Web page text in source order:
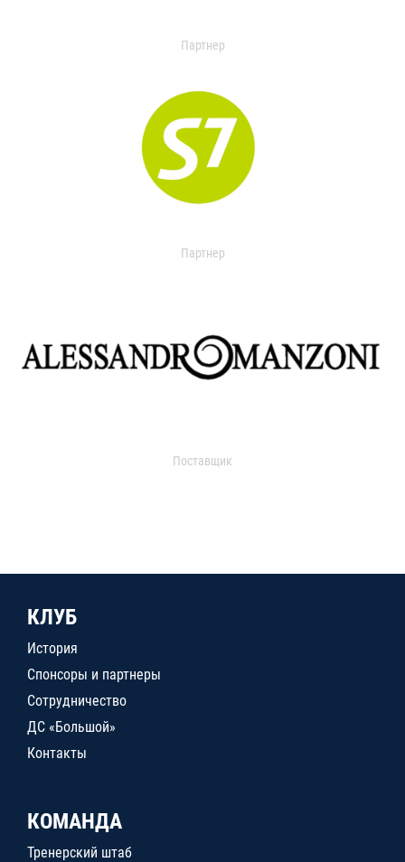
Партнер
Партнер
Поставщик
КЛУБ
История
Спонсоры и партнеры
Сотрудничество
ДС «Большой»
Контакты
КОМАНДА
Тренерский штаб